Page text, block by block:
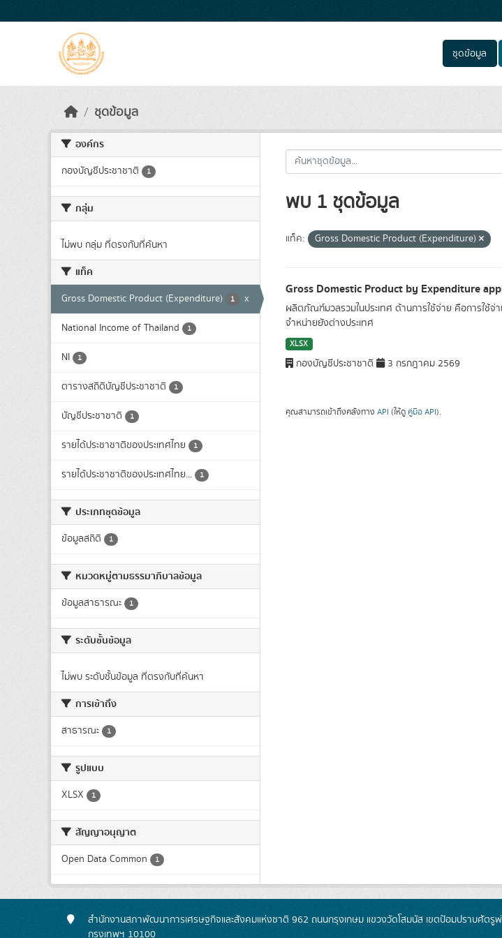
ชุดข้อมูล
ชุดข้อมูล
องค์กร
กองบัญชีประชาชาติ 1
กลุ่ม
ไม่พบ กลุ่ม ที่ตรงกับที่ค้นหา
แท็ค
Gross Domestic Product (Expenditure) 1 x
National Income of Thailand 1
NI 1
ตารางสถิติบัญชีประชาชาติ 1
บัญชีประชาชาติ 1
รายได้ประชาชาติของประเทศไทย 1
รายได้ประชาชาติของประเทศไทย... 1
ประเภทชุดข้อมูล
ข้อมูลสถิติ 1
หมวดหมู่ตามธรรมาภิบาลข้อมูล
ข้อมูลสาธารณะ 1
ระดับชั้นข้อมูล
ไม่พบ ระดับชั้นข้อมูล ที่ตรงกับที่ค้นหา
การเข้าถึง
สาธารณะ 1
รูปแบบ
XLSX 1
สัญญาอนุญาต
Open Data Common 1
พบ 1 ชุดข้อมูล
แท็ค: Gross Domestic Product (Expenditure)
Gross Domestic Product by Expenditure
ผลิตภัณฑ์มวลรวมในประเทศ ด้านการใช้จ่าย คือการใช้จ่
จำหน่ายยังต่างประเทศ
XLSX
กองบัญชีประชาชาติ 3 กรกฎาคม 2569
คุณสามารถเข้าถึงคลังทาง API (ให้ดู คู่มือ API).
สำนักงานสภาพัฒนาการเศรษฐกิจและสังคมแห่งชาติ 962 ถนนกรุงเกษม แขวงวัดโสมนัส เขตป้อมปราบศัตรู
กรุงเทพฯ 10100